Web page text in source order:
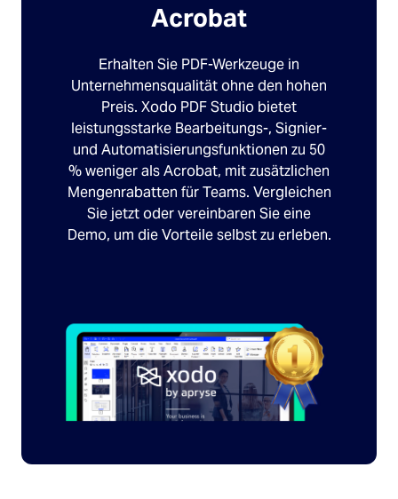
Acrobat
Erhalten Sie PDF-Werkzeuge in
Unternehmensqualität ohne den hohen
Preis. Xodo PDF Studio bietet
leistungsstarke Bearbeitungs-, Signier-
und Automatisierungsfunktionen zu 50
% weniger als Acrobat, mit zusätzlichen
Mengenrabatten für Teams. Vergleichen
Sie jetzt oder vereinbaren Sie eine
Demo, um die Vorteile selbst zu erleben.